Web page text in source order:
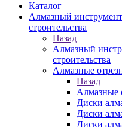
Каталог
Алмазный
строительства
Назад
Алмазный
строительства
Алмазные
Назад
Алмазные
Диски
Диски
Диски